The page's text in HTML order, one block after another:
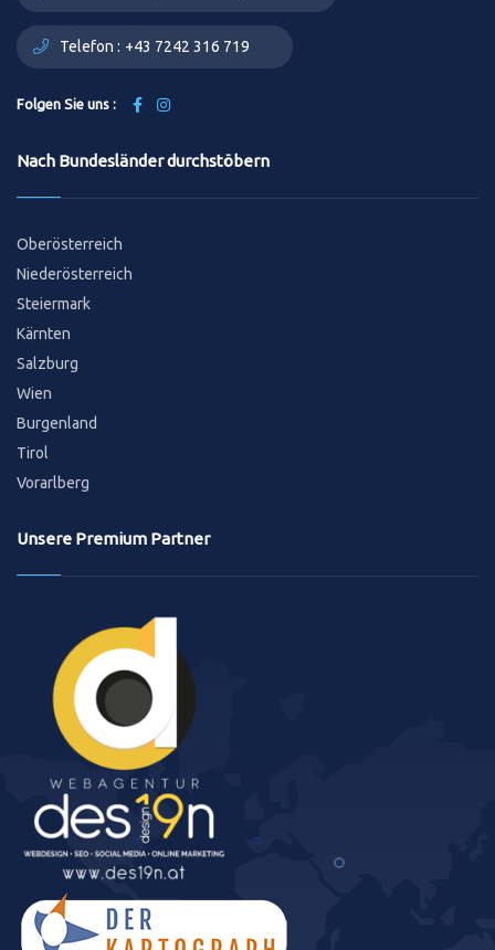
Telefon : +43 7242 316 719
Folgen Sie uns :
Nach Bundesländer durchstöbern
Oberösterreich
Niederösterreich
Steiermark
Kärnten
Salzburg
Wien
Burgenland
Tirol
Vorarlberg
Unsere Premium Partner